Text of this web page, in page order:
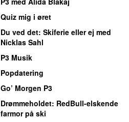
Quiz mig i øret
Du ved det: Skiferie eller ej med
Nicklas Sahl
P3 Musik
Popdatering
Go’ Morgen P3
Drømmeholdet: RedBull-elskende
farmor på ski